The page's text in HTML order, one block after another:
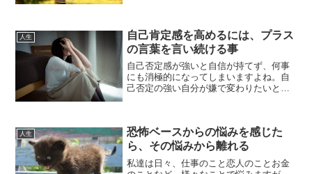
必ずあります。良い事も悪い...
人生
自己肯定感を高めるには、プラス
の言葉を言い続ける事
自己否定感が強いと自信が持てず、何事
にも消極的になってしまいますよね。自
己否定の強い自分が嫌で変わりたいと思
難しいです。しかし、時間...
人生
恐怖ベースからの悩みを感じた
ら、その悩みから離れる
私達は日々、仕事のこと恋人のことお金